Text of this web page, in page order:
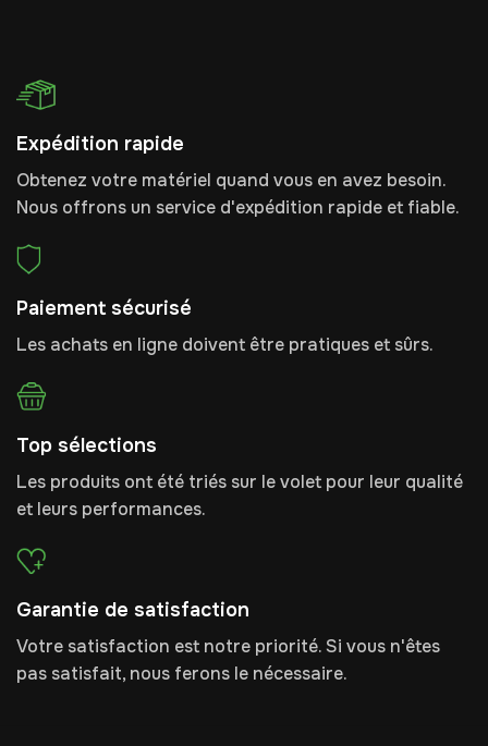
Expédition rapide
Obtenez votre matériel quand vous en avez besoin.
Nous offrons un service d'expédition rapide et fiable.
Paiement sécurisé
Les achats en ligne doivent être pratiques et sûrs.
Top sélections
Les produits ont été triés sur le volet pour leur qualité
et leurs performances.
Garantie de satisfaction
Votre satisfaction est notre priorité. Si vous n'êtes
pas satisfait, nous ferons le nécessaire.